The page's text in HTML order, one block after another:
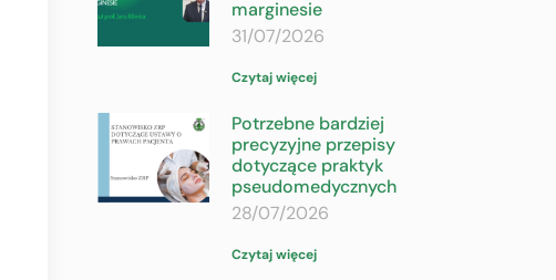
marginesie
31/07/2026
Czytaj więcej
Potrzebne bardziej
precyzyjne przepisy
dotyczące praktyk
pseudomedycznych
28/07/2026
Czytaj więcej